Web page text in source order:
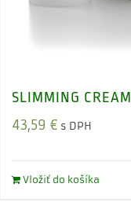
SLIMMING CREAM
43,59 € s DPH
Vložiť do košíka